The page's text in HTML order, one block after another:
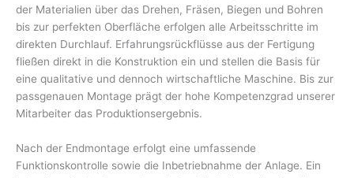
der Materialien über das Drehen, Fräsen, Biegen und Bohren
bis zur perfekten Oberfläche erfolgen alle Arbeitsschritte im
direkten Durchlauf. Erfahrungsrückflüsse aus der Fertigung
fließen direkt in die Konstruktion ein und stellen die Basis für
eine qualitative und dennoch wirtschaftliche Maschine. Bis zur
passgenauen Montage prägt der hohe Kompetenzgrad unserer
Mitarbeiter das Produktionsergebnis.
Nach der Endmontage erfolgt eine umfassende
Funktionskontrolle sowie die Inbetriebnahme der Anlage. Ein